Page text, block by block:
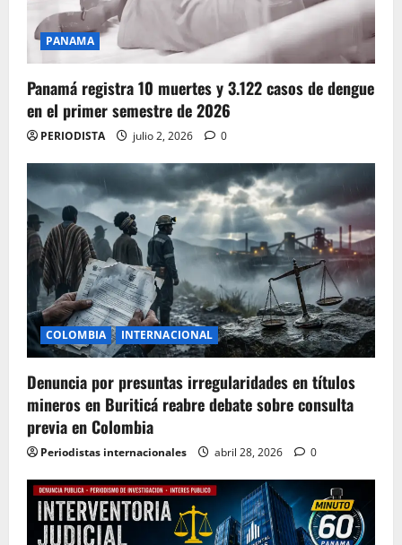
PANAMA
Panamá registra 10 muertes y 3.122 casos de dengue
en el primer semestre de 2026
PERIODISTA julio 2, 2026 0
COLOMBIA INTERNACIONAL
Denuncia por presuntas irregularidades en títulos
mineros en Buriticá reabre debate sobre consulta
previa en Colombia
Periodistas internacionales abril 28, 2026 0